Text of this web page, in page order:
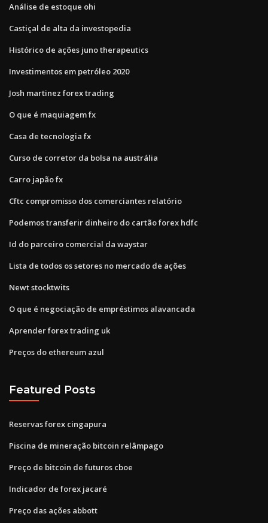
Análise de estoque ohi
Castiçal de alta da investopedia
Histórico de ações juno therapeutics
Investimentos em petróleo 2020
Josh martinez forex trading
O que é maquiagem fx
Casa de tecnologia fx
Curso de corretor da bolsa na austrália
Carro japão fx
Cftc compromisso dos comerciantes relatório
Podemos transferir dinheiro do cartão forex hdfc
Id do parceiro comercial da waystar
Lista de todos os setores no mercado de ações
Newt stocktwits
O que é negociação de empréstimos alavancada
Aprender forex trading uk
Preços do ethereum azul
Featured Posts
Reservas forex cingapura
Piscina de mineração bitcoin relâmpago
Preço de bitcoin de futuros cboe
Indicador de forex jacaré
Preço das ações abbott